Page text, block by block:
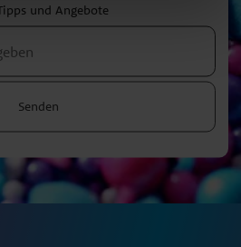
und Angebote
Senden